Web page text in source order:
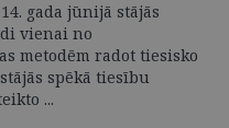
gada jūnijā stājās
vienai no
metodēm radot tiesisko
spēkā tiesību
...